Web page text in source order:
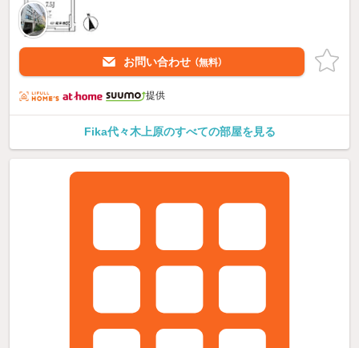
お問い合わせ （無料）
提供
Fika代々木上原のすべての部屋を見る